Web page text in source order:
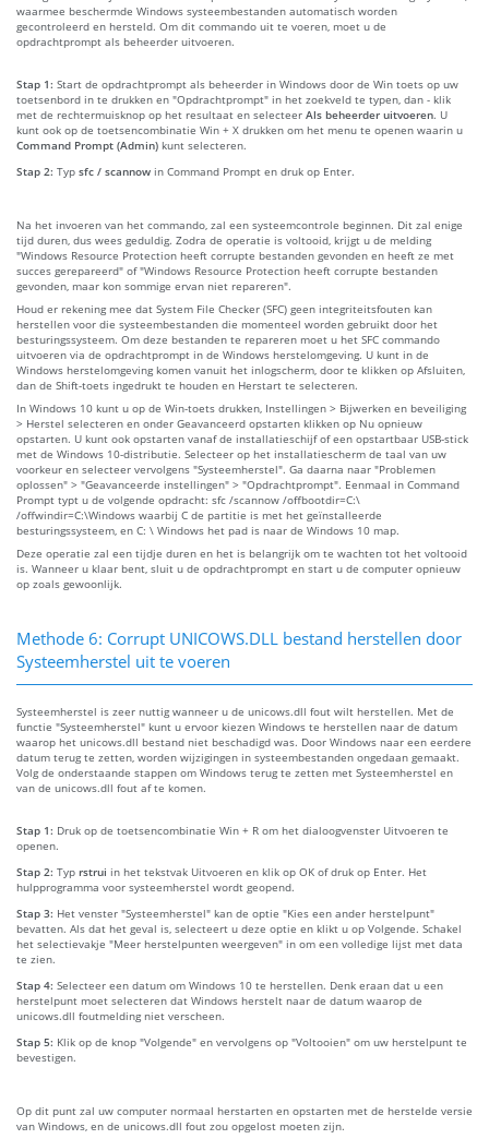
waarmee beschermde Windows systeembestanden automatisch worden
gecontroleerd en hersteld. Om dit commando uit te voeren, moet u de
opdrachtprompt als beheerder uitvoeren.
Stap 1: Start de opdrachtprompt als beheerder in Windows door de Win toets op uw
toetsenbord in te drukken en "Opdrachtprompt" in het zoekveld te typen, dan - klik
met de rechtermuisknop op het resultaat en selecteer Als beheerder uitvoeren. U
kunt ook op de toetsencombinatie Win + X drukken om het menu te openen waarin u
Command Prompt (Admin) kunt selecteren.
Stap 2: Typ sfc / scannow in Command Prompt en druk op Enter.
Na het invoeren van het commando, zal een systeemcontrole beginnen. Dit zal enige
tijd duren, dus wees geduldig. Zodra de operatie is voltooid, krijgt u de melding
"Windows Resource Protection heeft corrupte bestanden gevonden en heeft ze met
succes gerepareerd" of "Windows Resource Protection heeft corrupte bestanden
gevonden, maar kon sommige ervan niet repareren".
Houd er rekening mee dat System File Checker (SFC) geen integriteitsfouten kan
herstellen voor die systeembestanden die momenteel worden gebruikt door het
besturingssysteem. Om deze bestanden te repareren moet u het SFC commando
uitvoeren via de opdrachtprompt in de Windows herstelomgeving. U kunt in de
Windows herstelomgeving komen vanuit het inlogscherm, door te klikken op Afsluiten,
dan de Shift-toets ingedrukt te houden en Herstart te selecteren.
In Windows 10 kunt u op de Win-toets drukken, Instellingen > Bijwerken en beveiliging
> Herstel selecteren en onder Geavanceerd opstarten klikken op Nu opnieuw
opstarten. U kunt ook opstarten vanaf de installatieschijf of een opstartbaar USB-stick
met de Windows 10-distributie. Selecteer op het installatiescherm de taal van uw
voorkeur en selecteer vervolgens "Systeemherstel". Ga daarna naar "Problemen
oplossen" > "Geavanceerde instellingen" > "Opdrachtprompt". Eenmaal in Command
Prompt typt u de volgende opdracht: sfc /scannow /offbootdir=C:\
/offwindir=C:\Windows waarbij C de partitie is met het geïnstalleerde
besturingssysteem, en C: \ Windows het pad is naar de Windows 10 map.
Deze operatie zal een tijdje duren en het is belangrijk om te wachten tot het voltooid
is. Wanneer u klaar bent, sluit u de opdrachtprompt en start u de computer opnieuw
op zoals gewoonlijk.
Methode 6: Corrupt UNICOWS.DLL bestand herstellen door
Systeemherstel uit te voeren
Systeemherstel is zeer nuttig wanneer u de unicows.dll fout wilt herstellen. Met de
functie "Systeemherstel" kunt u ervoor kiezen Windows te herstellen naar de datum
waarop het unicows.dll bestand niet beschadigd was. Door Windows naar een eerdere
datum terug te zetten, worden wijzigingen in systeembestanden ongedaan gemaakt.
Volg de onderstaande stappen om Windows terug te zetten met Systeemherstel en
van de unicows.dll fout af te komen.
Stap 1: Druk op de toetsencombinatie Win + R om het dialoogvenster Uitvoeren te
openen.
Stap 2: Typ rstrui in het tekstvak Uitvoeren en klik op OK of druk op Enter. Het
hulpprogramma voor systeemherstel wordt geopend.
Stap 3: Het venster "Systeemherstel" kan de optie "Kies een ander herstelpunt"
bevatten. Als dat het geval is, selecteert u deze optie en klikt u op Volgende. Schakel
het selectievakje "Meer herstelpunten weergeven" in om een volledige lijst met data
te zien.
Stap 4: Selecteer een datum om Windows 10 te herstellen. Denk eraan dat u een
herstelpunt moet selecteren dat Windows herstelt naar de datum waarop de
unicows.dll foutmelding niet verscheen.
Stap 5: Klik op de knop "Volgende" en vervolgens op "Voltooien" om uw herstelpunt te
bevestigen.
Op dit punt zal uw computer normaal herstarten en opstarten met de herstelde versie
van Windows, en de unicows.dll fout zou opgelost moeten zijn.